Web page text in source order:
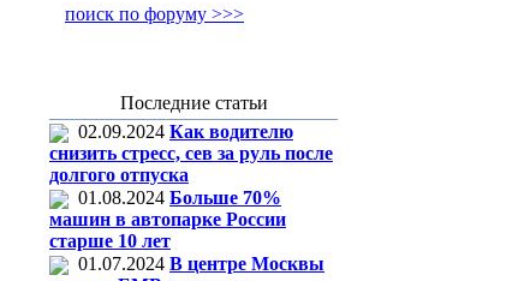
поиск по форуму >>>
Последние статьи
02.09.2024 Как водителю
снизить стресс, сев за руль после
долгого отпуска
01.08.2024 Больше 70%
машин в автопарке России
старше 10 лет
01.07.2024 В центре Москвы